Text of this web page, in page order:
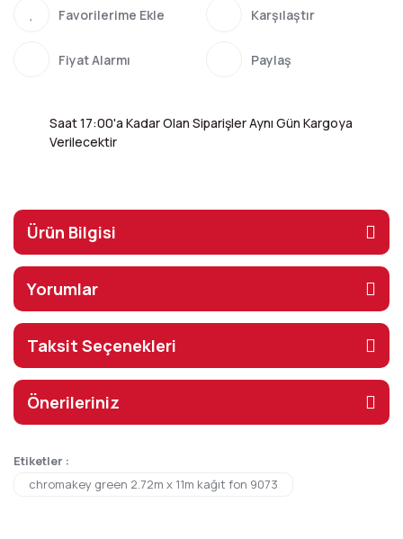
Karşılaştır
Fiyat Alarmı Paylaş
Saat 17:00'a Kadar Olan Siparişler Aynı Gün Kargoya
Verilecektir
Ürün Bilgisi
Yorumlar
Taksit Seçenekleri
Önerileriniz
Etiketler :
chromakey green 2.72m x 11m kağıt fon 9073